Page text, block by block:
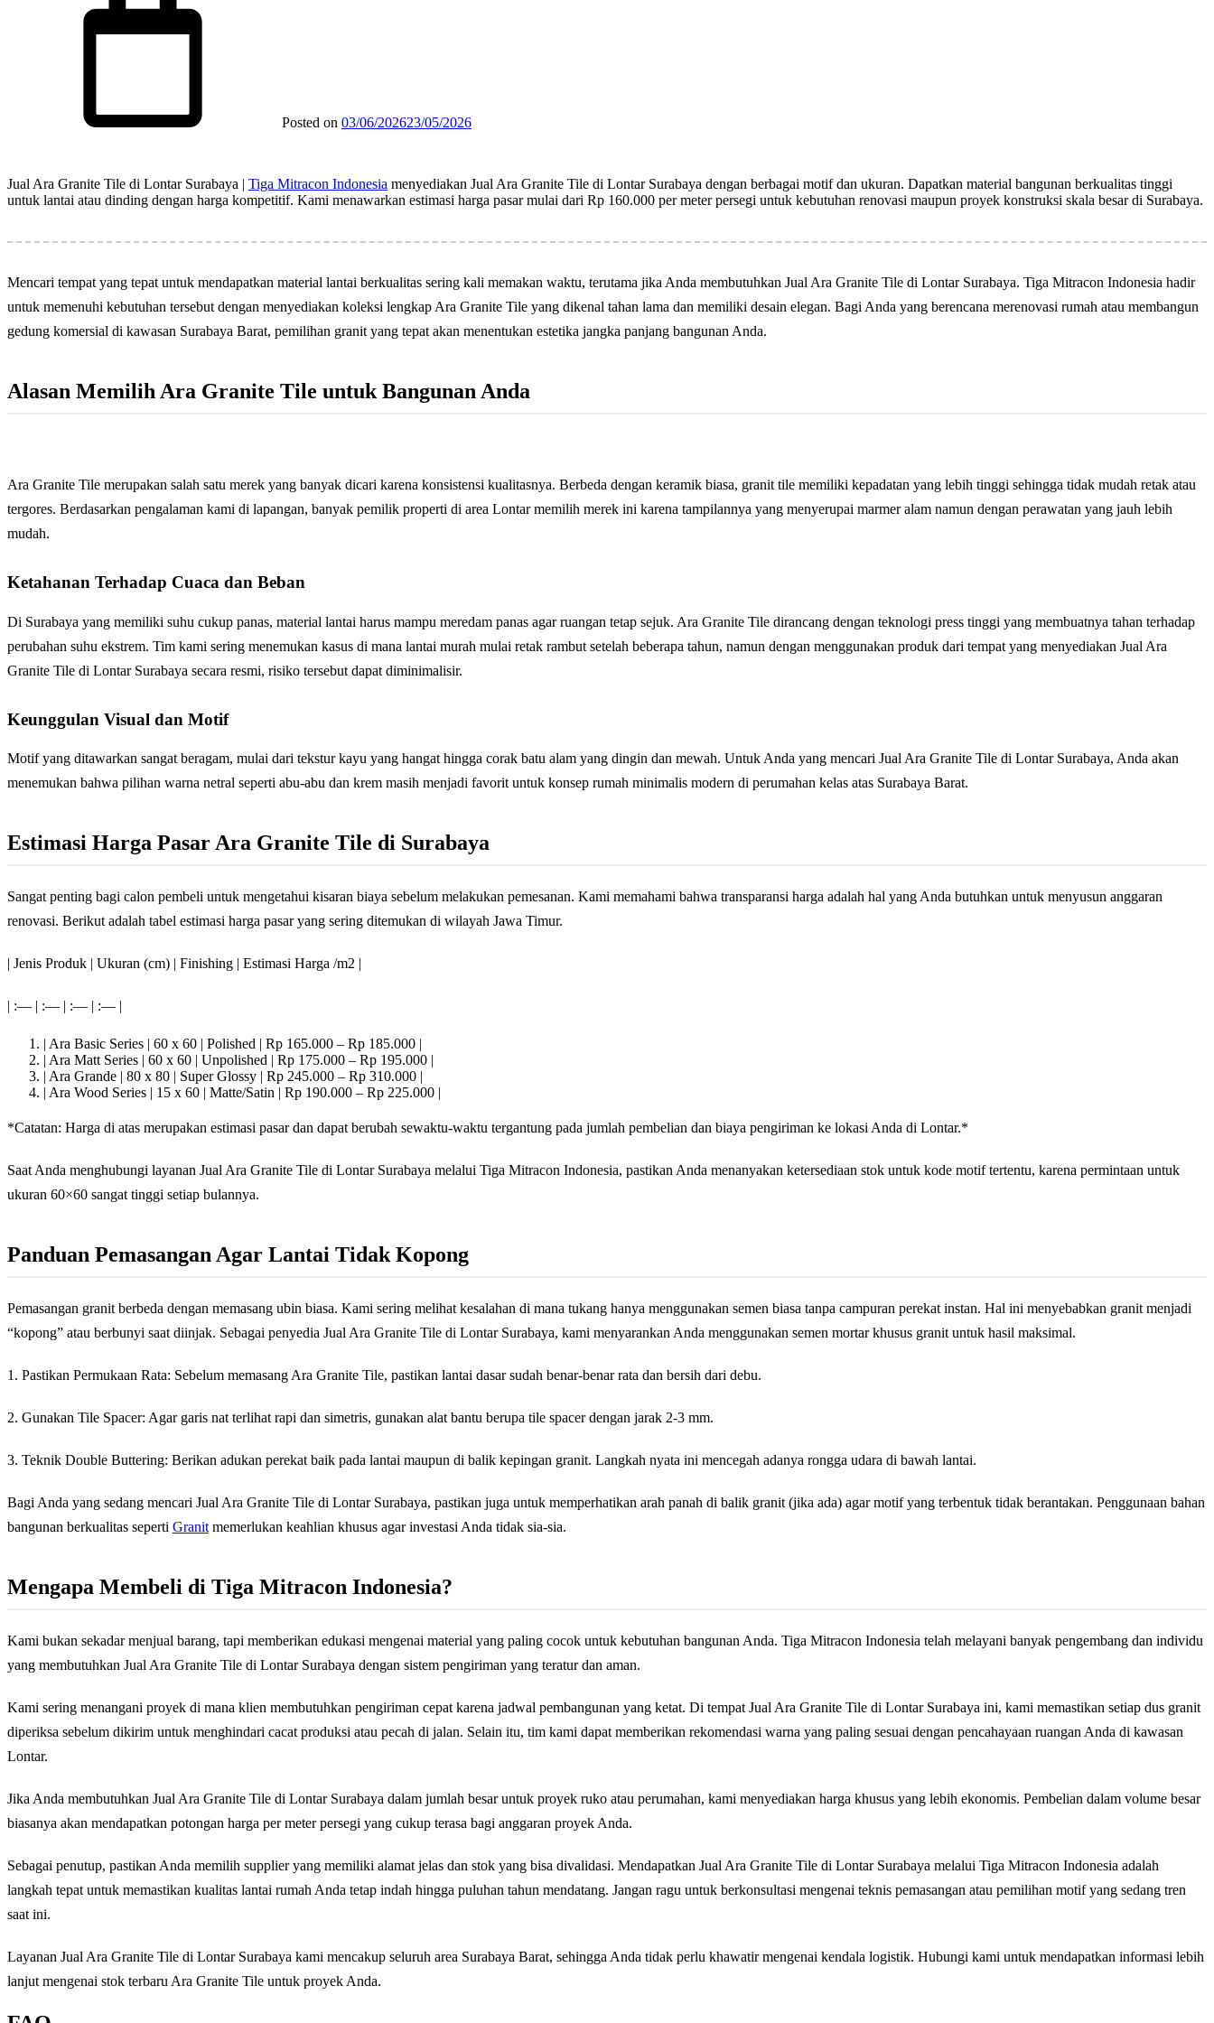
Posted on 03/06/202623/05/2026
Jual Ara Granite Tile di Lontar Surabaya | Tiga Mitracon Indonesia menyediakan Jual Ara Granite Tile di Lontar Surabaya dengan berbagai motif dan ukuran. Dapatkan material bangunan berkualitas tinggi
untuk lantai atau dinding dengan harga kompetitif. Kami menawarkan estimasi harga pasar mulai dari Rp 160.000 per meter persegi untuk kebutuhan renovasi maupun proyek konstruksi skala besar di Surabaya.
Mencari tempat yang tepat untuk mendapatkan material lantai berkualitas sering kali memakan waktu, terutama jika Anda membutuhkan Jual Ara Granite Tile di Lontar Surabaya. Tiga Mitracon Indonesia hadir
untuk memenuhi kebutuhan tersebut dengan menyediakan koleksi lengkap Ara Granite Tile yang dikenal tahan lama dan memiliki desain elegan. Bagi Anda yang berencana merenovasi rumah atau membangun
gedung komersial di kawasan Surabaya Barat, pemilihan granit yang tepat akan menentukan estetika jangka panjang bangunan Anda.
Alasan Memilih Ara Granite Tile untuk Bangunan Anda
Ara Granite Tile merupakan salah satu merek yang banyak dicari karena konsistensi kualitasnya. Berbeda dengan keramik biasa, granit tile memiliki kepadatan yang lebih tinggi sehingga tidak mudah retak atau
tergores. Berdasarkan pengalaman kami di lapangan, banyak pemilik properti di area Lontar memilih merek ini karena tampilannya yang menyerupai marmer alam namun dengan perawatan yang jauh lebih
mudah.
Ketahanan Terhadap Cuaca dan Beban
Di Surabaya yang memiliki suhu cukup panas, material lantai harus mampu meredam panas agar ruangan tetap sejuk. Ara Granite Tile dirancang dengan teknologi press tinggi yang membuatnya tahan terhadap
perubahan suhu ekstrem. Tim kami sering menemukan kasus di mana lantai murah mulai retak rambut setelah beberapa tahun, namun dengan menggunakan produk dari tempat yang menyediakan Jual Ara
Granite Tile di Lontar Surabaya secara resmi, risiko tersebut dapat diminimalisir.
Keunggulan Visual dan Motif
Motif yang ditawarkan sangat beragam, mulai dari tekstur kayu yang hangat hingga corak batu alam yang dingin dan mewah. Untuk Anda yang mencari Jual Ara Granite Tile di Lontar Surabaya, Anda akan
menemukan bahwa pilihan warna netral seperti abu-abu dan krem masih menjadi favorit untuk konsep rumah minimalis modern di perumahan kelas atas Surabaya Barat.
Estimasi Harga Pasar Ara Granite Tile di Surabaya
Sangat penting bagi calon pembeli untuk mengetahui kisaran biaya sebelum melakukan pemesanan. Kami memahami bahwa transparansi harga adalah hal yang Anda butuhkan untuk menyusun anggaran
renovasi. Berikut adalah tabel estimasi harga pasar yang sering ditemukan di wilayah Jawa Timur.
| Jenis Produk | Ukuran (cm) | Finishing | Estimasi Harga /m2 |
| :— | :— | :— | :— |
| Ara Basic Series | 60 x 60 | Polished | Rp 165.000 – Rp 185.000 |
| Ara Matt Series | 60 x 60 | Unpolished | Rp 175.000 – Rp 195.000 |
| Ara Grande | 80 x 80 | Super Glossy | Rp 245.000 – Rp 310.000 |
| Ara Wood Series | 15 x 60 | Matte/Satin | Rp 190.000 – Rp 225.000 |
*Catatan: Harga di atas merupakan estimasi pasar dan dapat berubah sewaktu-waktu tergantung pada jumlah pembelian dan biaya pengiriman ke lokasi Anda di Lontar.*
Saat Anda menghubungi layanan Jual Ara Granite Tile di Lontar Surabaya melalui Tiga Mitracon Indonesia, pastikan Anda menanyakan ketersediaan stok untuk kode motif tertentu, karena permintaan untuk
ukuran 60×60 sangat tinggi setiap bulannya.
Panduan Pemasangan Agar Lantai Tidak Kopong
Pemasangan granit berbeda dengan memasang ubin biasa. Kami sering melihat kesalahan di mana tukang hanya menggunakan semen biasa tanpa campuran perekat instan. Hal ini menyebabkan granit menjadi
“kopong” atau berbunyi saat diinjak. Sebagai penyedia Jual Ara Granite Tile di Lontar Surabaya, kami menyarankan Anda menggunakan semen mortar khusus granit untuk hasil maksimal.
1. Pastikan Permukaan Rata: Sebelum memasang Ara Granite Tile, pastikan lantai dasar sudah benar-benar rata dan bersih dari debu.
2. Gunakan Tile Spacer: Agar garis nat terlihat rapi dan simetris, gunakan alat bantu berupa tile spacer dengan jarak 2-3 mm.
3. Teknik Double Buttering: Berikan adukan perekat baik pada lantai maupun di balik kepingan granit. Langkah nyata ini mencegah adanya rongga udara di bawah lantai.
Bagi Anda yang sedang mencari Jual Ara Granite Tile di Lontar Surabaya, pastikan juga untuk memperhatikan arah panah di balik granit (jika ada) agar motif yang terbentuk tidak berantakan. Penggunaan bahan
bangunan berkualitas seperti Granit memerlukan keahlian khusus agar investasi Anda tidak sia-sia.
Mengapa Membeli di Tiga Mitracon Indonesia?
Kami bukan sekadar menjual barang, tapi memberikan edukasi mengenai material yang paling cocok untuk kebutuhan bangunan Anda. Tiga Mitracon Indonesia telah melayani banyak pengembang dan individu
yang membutuhkan Jual Ara Granite Tile di Lontar Surabaya dengan sistem pengiriman yang teratur dan aman.
Kami sering menangani proyek di mana klien membutuhkan pengiriman cepat karena jadwal pembangunan yang ketat. Di tempat Jual Ara Granite Tile di Lontar Surabaya ini, kami memastikan setiap dus granit
diperiksa sebelum dikirim untuk menghindari cacat produksi atau pecah di jalan. Selain itu, tim kami dapat memberikan rekomendasi warna yang paling sesuai dengan pencahayaan ruangan Anda di kawasan
Lontar.
Jika Anda membutuhkan Jual Ara Granite Tile di Lontar Surabaya dalam jumlah besar untuk proyek ruko atau perumahan, kami menyediakan harga khusus yang lebih ekonomis. Pembelian dalam volume besar
biasanya akan mendapatkan potongan harga per meter persegi yang cukup terasa bagi anggaran proyek Anda.
Sebagai penutup, pastikan Anda memilih supplier yang memiliki alamat jelas dan stok yang bisa divalidasi. Mendapatkan Jual Ara Granite Tile di Lontar Surabaya melalui Tiga Mitracon Indonesia adalah
langkah tepat untuk memastikan kualitas lantai rumah Anda tetap indah hingga puluhan tahun mendatang. Jangan ragu untuk berkonsultasi mengenai teknis pemasangan atau pemilihan motif yang sedang tren
saat ini.
Layanan Jual Ara Granite Tile di Lontar Surabaya kami mencakup seluruh area Surabaya Barat, sehingga Anda tidak perlu khawatir mengenai kendala logistik. Hubungi kami untuk mendapatkan informasi lebih
lanjut mengenai stok terbaru Ara Granite Tile untuk proyek Anda.